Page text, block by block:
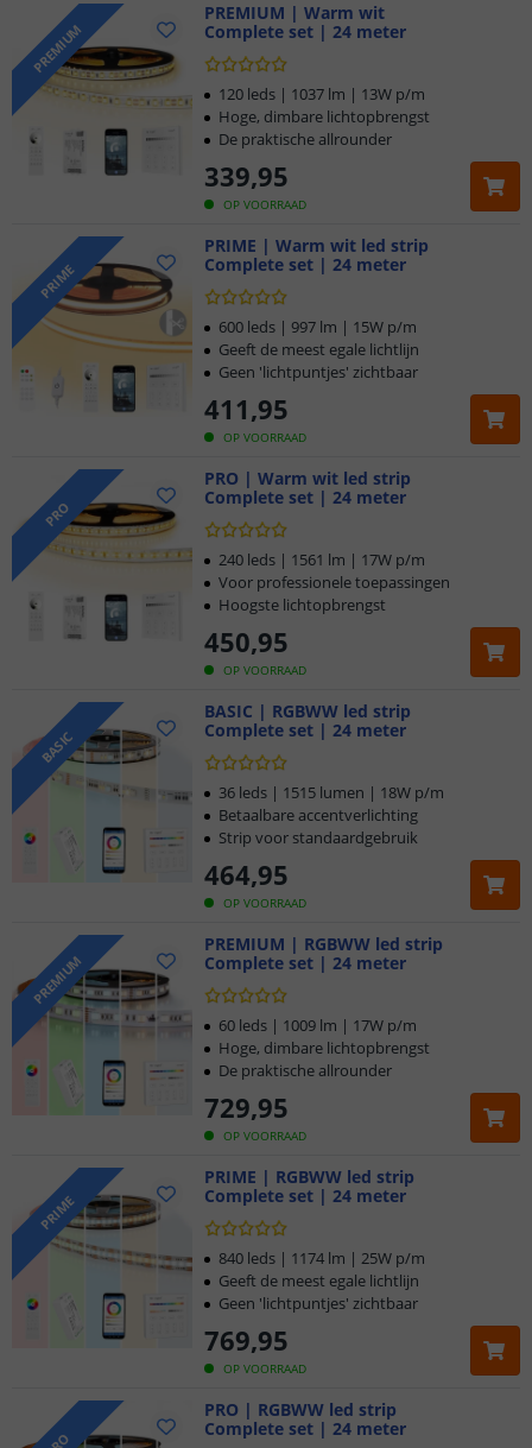
PREMIUM
PREMIUM | Warm wit
Complete set | 24 meter
OP VOORRAAD
339,95
120 leds | 1037 lm | 13W p/m
Hoge, dimbare lichtopbrengst
De praktische allrounder
PRIME
PRIME | Warm wit led strip
Complete set | 24 meter
OP VOORRAAD
411,95
600 leds | 997 lm | 15W p/m
Geeft de meest egale lichtlijn
Geen 'lichtpuntjes' zichtbaar
PRO
PRO | Warm wit led strip
Complete set | 24 meter
OP VOORRAAD
450,95
240 leds | 1561 lm | 17W p/m
Voor professionele toepassingen
Hoogste lichtopbrengst
BASIC
BASIC | RGBWW led strip
Complete set | 24 meter
OP VOORRAAD
464,95
36 leds | 1515 lumen | 18W p/m
Betaalbare accentverlichting
Strip voor standaardgebruik
PREMIUM
PREMIUM | RGBWW led strip
Complete set | 24 meter
OP VOORRAAD
729,95
60 leds | 1009 lm | 17W p/m
Hoge, dimbare lichtopbrengst
De praktische allrounder
PRIME
PRIME | RGBWW led strip
Complete set | 24 meter
OP VOORRAAD
769,95
840 leds | 1174 lm | 25W p/m
Geeft de meest egale lichtlijn
Geen 'lichtpuntjes' zichtbaar
PRO | RGBWW led strip
Complete set | 24 meter
Klantbeoordeling 9.1